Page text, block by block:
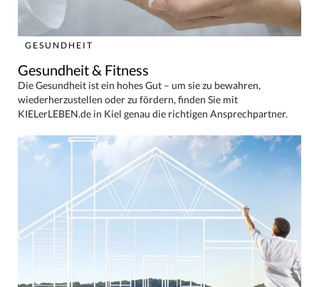
GESUNDHEIT
Gesundheit & Fitness
Die Gesundheit ist ein hohes Gut – um sie zu bewahren,
wiederherzustellen oder zu fördern, finden Sie mit
KIELerLEBEN.de in Kiel genau die richtigen Ansprechpartner.